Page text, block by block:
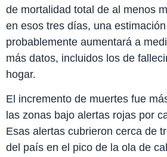
de mortalidad total de al menos
en esos tres días, una
probablemente aumentará a
más datos, incluidos los de
hogar.
El incremento de muertes fue
las zonas bajo alertas rojas por
Esas alertas cubrieron cerca de
del país en el pico de la ola de